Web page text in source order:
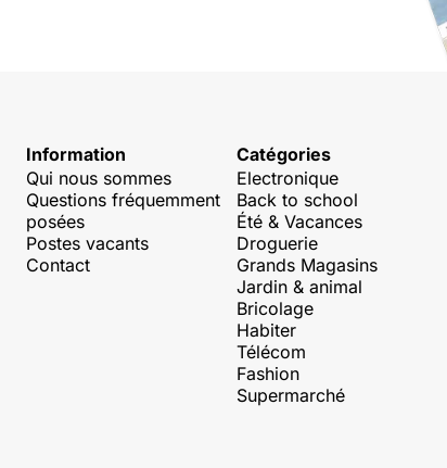
Information
Qui nous sommes
Questions fréquemment
posées
Postes vacants
Contact
Catégories
Electronique
Back to school
Été & Vacances
Droguerie
Grands Magasins
Jardin & animal
Bricolage
Habiter
Télécom
Fashion
Supermarché